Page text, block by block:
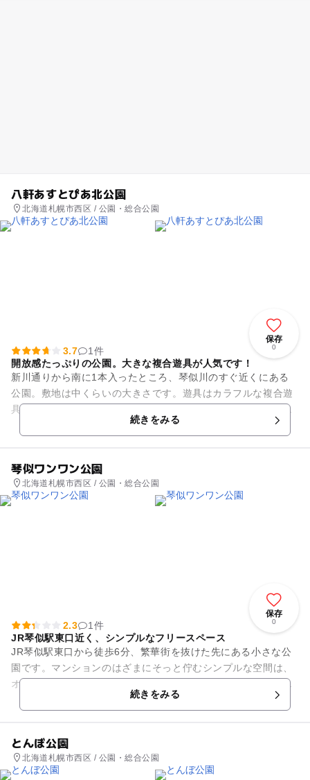
八軒あすとぴあ北公園
北海道札幌市西区 / 公園・総合公園
保存
0
3.7
1件
開放感たっぷりの公園。大きな複合遊具が人気です！
新川通りから南に1本入ったところ、琴似川のすぐ近くにある
公園。敷地は中くらいの大きさです。遊具はカラフルな複合遊
具があります。すべり台をはじめ、見晴らし台、絵柄を合わせ
るパズル、登り棒などが一体...続きをみる
琴似ワンワン公園
北海道札幌市西区 / 公園・総合公園
保存
0
2.3
1件
JR琴似駅東口近く、シンプルなフリースペース
JR琴似駅東口から徒歩6分、繁華街を抜けた先にある小さな公
園です。マンションのはざまにそっと佇むシンプルな空間は、
オフィスワーカーの休憩スポットとしても重宝されています。
続きをみる
とんぼ公園
北海道札幌市西区 / 公園・総合公園